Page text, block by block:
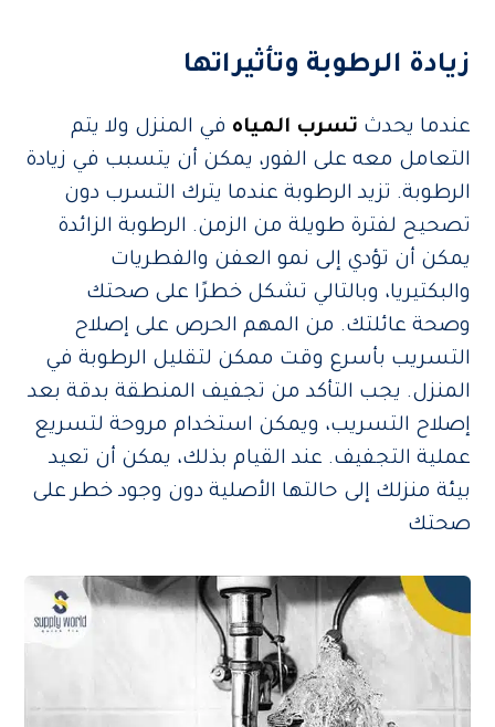
زيادة الرطوبة وتأثيراتها
عندما يحدث تسرب المياه في المنزل ولا يتم
التعامل معه على الفور، يمكن أن يتسبب في زيادة
الرطوبة. تزيد الرطوبة عندما يترك التسرب دون
تصحيح لفترة طويلة من الزمن. الرطوبة الزائدة
يمكن أن تؤدي إلى نمو العفن والفطريات
والبكتيريا، وبالتالي تشكل خطرًا على صحتك
وصحة عائلتك. من المهم الحرص على إصلاح
التسريب بأسرع وقت ممكن لتقليل الرطوبة في
المنزل. يجب التأكد من تجفيف المنطقة بدقة بعد
إصلاح التسريب، ويمكن استخدام مروحة لتسريع
عملية التجفيف. عند القيام بذلك، يمكن أن تعيد
بيئة منزلك إلى حالتها الأصلية دون وجود خطر على
صحتك